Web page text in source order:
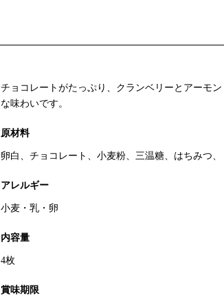
チョコレートがたっぷり、クランベリーとアーモ
な味わいです。
原材料
卵白、チョコレート、小麦粉、三温糖、はちみつ
アレルギー
小麦・乳・卵
内容量
4枚
賞味期限